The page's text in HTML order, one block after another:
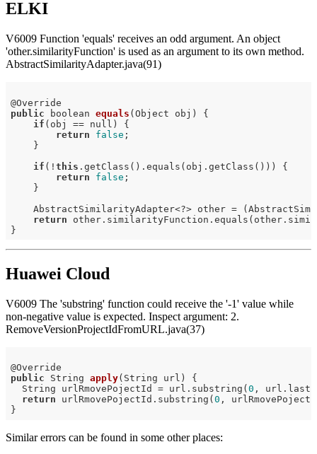
ELKI
V6009 Function 'equals' receives an odd argument. An object
'other.similarityFunction' is used as an argument to its own method.
AbstractSimilarityAdapter.java(91)
@
public boolean equals (Object obj)
{
if (obj == null) {
return
false ;
    }
if (! this .getClass().equals(obj.getClass())) {
return
false ;
    }
AbstractSimilarityAdapter<?> other =
return
Huawei Cloud
V6009 The 'substring' function could receive the '-1' value while
non-negative value is expected. Inspect argument: 2.
RemoveVersionProjectIdFromURL.java(37)
@
public String apply(String url)
{
  String urlRmovePojectId = url.substring(
0 ,
return urlRmovePojectId.substring( 0 ,
Similar errors can be found in some other places: